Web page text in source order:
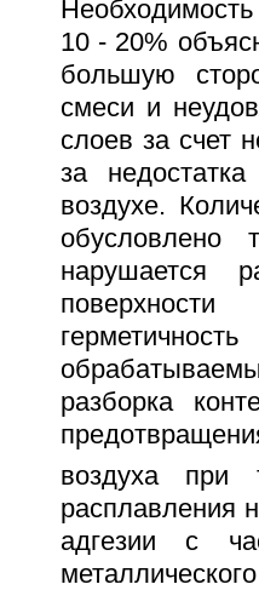
10 - 20%
большую
смеси и
слоев за счет
за
воздухе.
обусловлено
нарушается
разборка
воздуха при
расплавления
адгезии с